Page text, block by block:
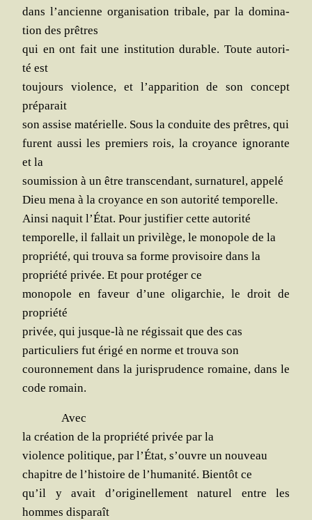
dans l’ancienne orga­ni­sa­tion tri­bale, par la domi­na­
tion des prêtres
qui en ont fait une ins­ti­tu­tion durable. Toute auto­ri­
té est
tou­jours vio­lence, et l’apparition de son concept
préparait
son assise maté­rielle. Sous la conduite des prêtres, qui
furent aus­si les pre­miers rois, la croyance igno­rante
et la
sou­mis­sion à un être trans­cen­dant, sur­na­tu­rel, appelé
Dieu mena à la croyance en son auto­ri­té temporelle.
Ain­si naquit l’État. Pour jus­ti­fier cette autorité
tem­po­relle, il fal­lait un pri­vi­lège, le mono­pole de la
pro­prié­té, qui trou­va sa forme pro­vi­soire dans la
pro­prié­té pri­vée. Et pour pro­té­ger ce
mono­pole en faveur d’une oli­gar­chie, le droit de
propriété
pri­vée, qui jusque-là ne régis­sait que des cas
par­ti­cu­liers fut éri­gé en norme et trou­va son
cou­ron­ne­ment dans la juris­pru­dence romaine, dans le
code romain.
Avec
la créa­tion de la pro­prié­té pri­vée par la
vio­lence poli­tique, par l’État, s’ouvre un nouveau
cha­pitre de l’histoire de l’humanité. Bien­tôt ce
qu’il y avait d’originellement natu­rel entre les
hommes disparaît